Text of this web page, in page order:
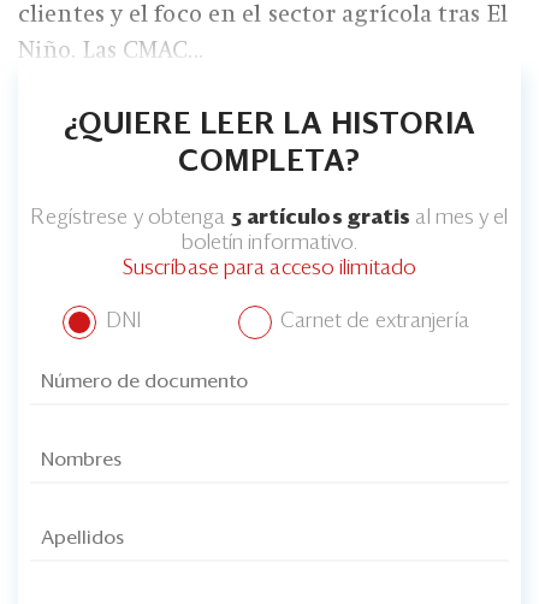
clientes y el foco en el sector agrícola tras El
Niño. Las CMAC...
¿QUIERE LEER LA HISTORIA
COMPLETA?
Regístrese y obtenga 5 artículos gratis al mes y el
boletín informativo.
Suscríbase para acceso ilimitado
DNI Carnet de extranjería